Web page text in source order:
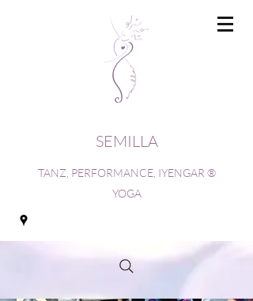
SEMILLA
TANZ, PERFORMANCE, IYENGAR ®
YOGA